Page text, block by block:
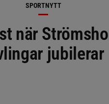
SPORTNYTT
när
jubilerar